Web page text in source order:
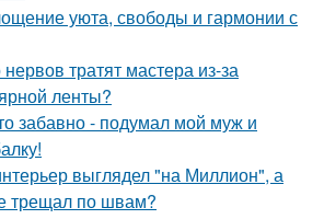
уюта, свободы и гармонии с
тратят мастера из-за
ленты?
забавно - подумал мой муж и
выглядел "на Миллион", а
трещал по швам?